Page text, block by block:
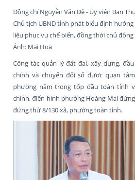
Đồng chí Nguyễn Văn Đệ - Ủy viên Ban
Chủ tịch UBND tỉnh phát biểu định
liệu phục vụ chế biến, đồng thời chủ
Ảnh: Mai Hoa
Công tác quản lý đất đai, xây dựng,
chính và chuyển đổi số được quan
phương nằm trong tốp đầu toàn tỉnh
chính, điển hình phường Hoàng Mai
đứng thứ 8/130 xã, phường toàn tỉnh.